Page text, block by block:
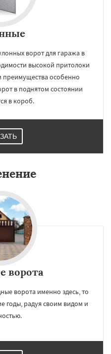
ворот для гаража в
высокой притолоки
преимущества особенно
в поднятом состоянии
в короб.
ворота
ворота именно здесь, то
годы, радуя своим видом и